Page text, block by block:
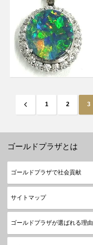
稿
ペ
ジ
送
り
1 2 3
ゴールドプラザとは
ゴールドプラザで社会貢献
サイトマップ
ゴールドプラザが選ばれる理由